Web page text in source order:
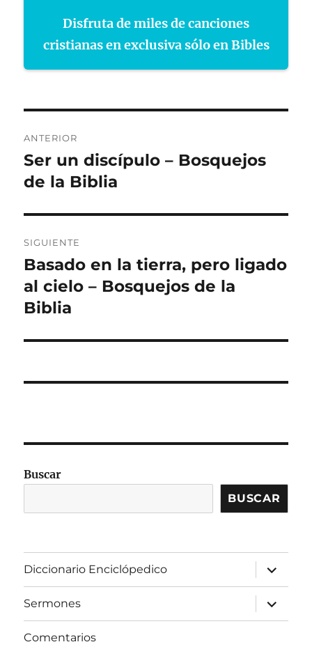
Disfruta de miles de canciones
cristianas en exclusiva sólo en Bibles
de
entradas
ANTERIOR
Entrada
anterior:
Ser un discípulo – Bosquejos
de la Biblia
SIGUIENTE
Entrada
siguiente:
Basado en la tierra, pero ligado
al cielo – Bosquejos de la
Biblia
Buscar
BUSCAR
Diccionario Enciclópedico
expandir
el
menú
inferior
Sermones
expandir
el
menú
Comentarios